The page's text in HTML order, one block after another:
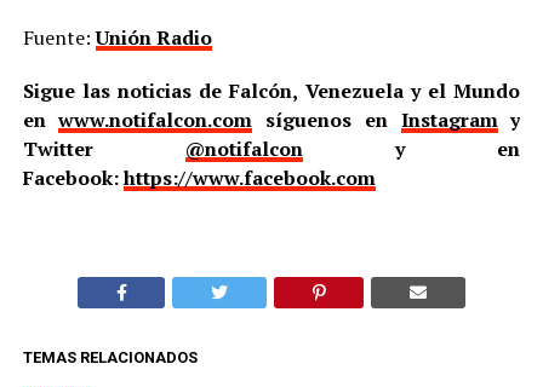
Fuente:Unión Radio
Sigue las noticias de Falcón, Venezuela y el Mundo
enwww.notifalcon.com síguenos en Instagramy
Twitter @notifalcony en
Facebook:https://www.facebook.com
TEMAS RELACIONADOS